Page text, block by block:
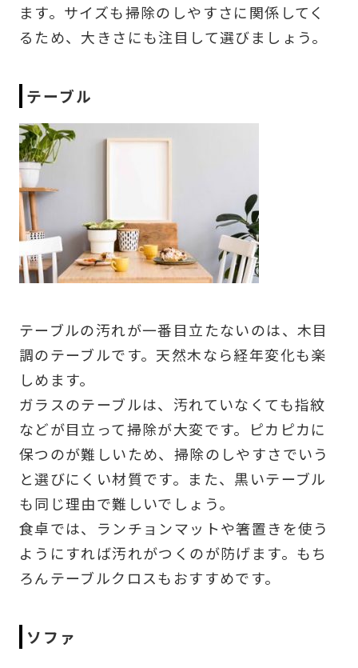
ます。サイズも掃除のしやすさに関係してく
るため、大きさにも注目して選びましょう。
テーブル
テーブルの汚れが一番目立たないのは、木目
調のテーブルです。天然木なら経年変化も楽
しめます。
ガラスのテーブルは、汚れていなくても指紋
などが目立って掃除が大変です。ピカピカに
保つのが難しいため、掃除のしやすさでいう
と選びにくい材質です。また、黒いテーブル
も同じ理由で難しいでしょう。
食卓では、ランチョンマットや箸置きを使う
ようにすれば汚れがつくのが防げます。もち
ろんテーブルクロスもおすすめです。
ソファ